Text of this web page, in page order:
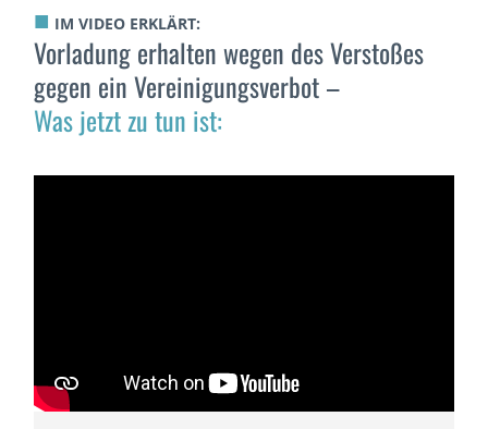
■ IM VIDEO ERKLÄRT:
Vorladung erhalten wegen des Verstoßes
gegen ein Vereinigungsverbot –
Was jetzt zu tun ist: